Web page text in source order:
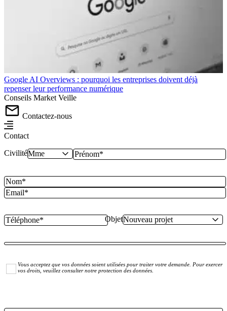
Google AI Overviews : pourquoi les entreprises doivent déjà
repenser leur performance numérique
Conseils Market Veille
Contactez-nous
Contact
Civilité
Objet
Vous acceptez que vos données soient utilisées pour traiter votre demande. Pour exercer
vos droits, veuillez consulter notre protection des données.